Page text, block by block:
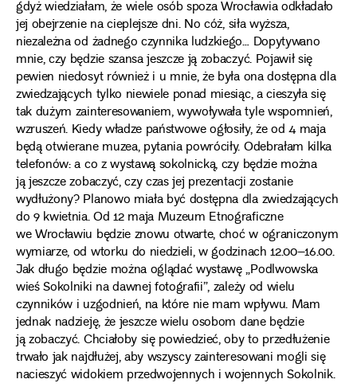
gdyż wiedziałam, że wiele osób spoza Wrocławia odkładało
jej obejrzenie na cieplejsze dni. No cóż, siła wyższa,
niezależna od żadnego czynnika ludzkiego… Dopytywano
mnie, czy będzie szansa jeszcze ją zobaczyć. Pojawił się
pewien niedosyt również i u mnie, że była ona dostępna dla
zwiedzających tylko niewiele ponad miesiąc, a cieszyła się
tak dużym zainteresowaniem, wywoływała tyle wspomnień,
wzruszeń. Kiedy władze państwowe ogłosiły, że od 4 maja
będą otwierane muzea, pytania powróciły. Odebrałam kilka
telefonów: a co z wystawą sokolnicką, czy będzie można
ją jeszcze zobaczyć, czy czas jej prezentacji zostanie
wydłużony? Planowo miała być dostępna dla zwiedzających
do 9 kwietnia. Od 12 maja Muzeum Etnograficzne
we Wrocławiu będzie znowu otwarte, choć w ograniczonym
wymiarze, od wtorku do niedzieli, w godzinach 12.00–16.00.
Jak długo będzie można oglądać wystawę „Podlwowska
wieś Sokolniki na dawnej fotografii”, zależy od wielu
czynników i uzgodnień, na które nie mam wpływu. Mam
jednak nadzieję, że jeszcze wielu osobom dane będzie
ją zobaczyć. Chciałoby się powiedzieć, oby to przedłużenie
trwało jak najdłużej, aby wszyscy zainteresowani mogli się
nacieszyć widokiem przedwojennych i wojennych Sokolnik.